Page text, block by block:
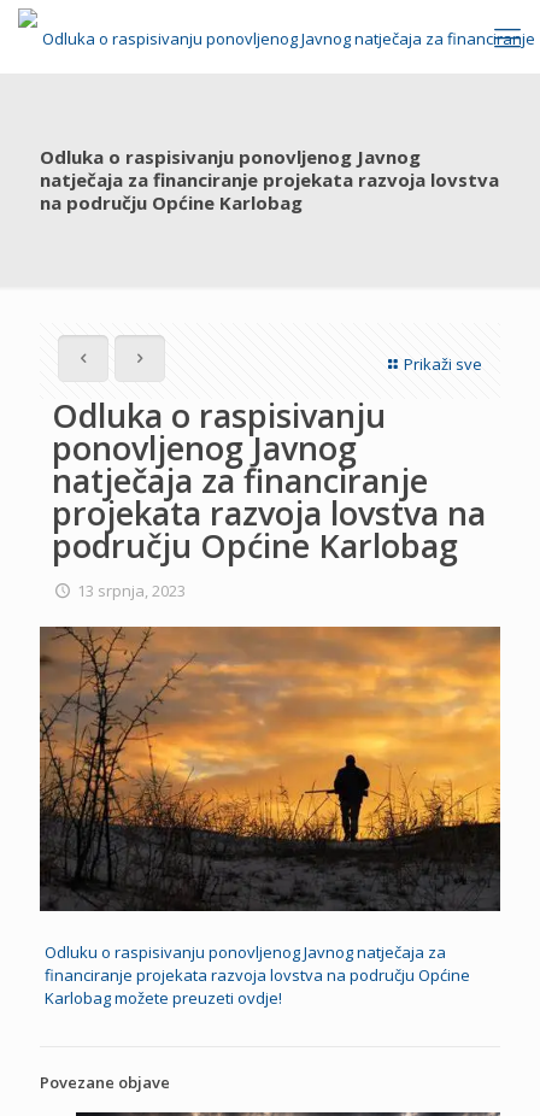
Odluka o raspisivanju ponovljenog Javnog
natječaja za financiranje projekata razvoja lovstva
na području Općine Karlobag
Prikaži sve
Odluka o raspisivanju
ponovljenog Javnog
natječaja za financiranje
projekata razvoja lovstva na
području Općine Karlobag
13 srpnja, 2023
Odluku o raspisivanju ponovljenog Javnog natječaja za
financiranje projekata razvoja lovstva na području Općine
Karlobag možete preuzeti ovdje!
Povezane objave